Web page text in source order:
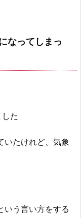
なってしまっ
た
いたけれど、気象
いう言い方をする